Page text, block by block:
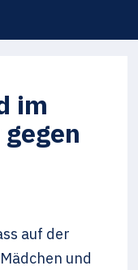
im
auf der
und